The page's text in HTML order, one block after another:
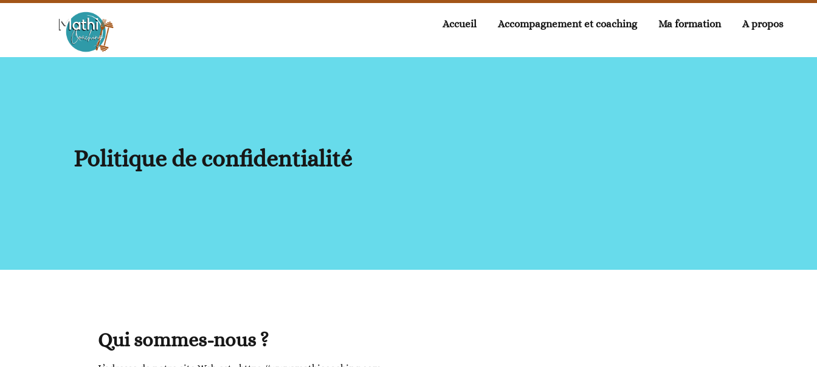
Accueil Accompagnement et coaching Ma formation A propos
Politique de confidentialité
Qui sommes-nous ?